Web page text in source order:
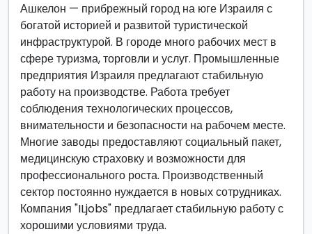
Ашкелон — прибрежный город на юге Израиля с
богатой историей и развитой туристической
инфраструктурой. В городе много рабочих мест в
сфере туризма, торговли и услуг. Промышленные
предприятия Израиля предлагают стабильную
работу на производстве. Работа требует
соблюдения технологических процессов,
внимательности и безопасности на рабочем месте.
Многие заводы предоставляют социальный пакет,
медицинскую страховку и возможности для
профессионального роста. Производственный
сектор постоянно нуждается в новых сотрудниках.
Компания "ILjobs" предлагает стабильную работу с
хорошими условиями труда.